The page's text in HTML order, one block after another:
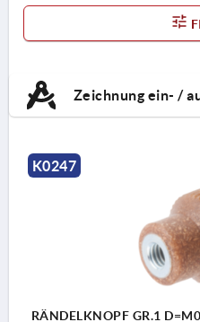
Zeichnung ein- /
K0247
RÄNDELKNOPF GR.1